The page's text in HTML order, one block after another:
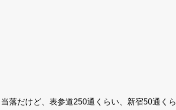
落だけど、表参道250通くらい、新宿50通くら